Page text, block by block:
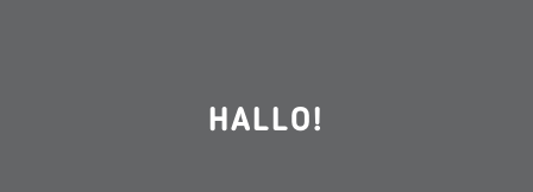
HALLO!